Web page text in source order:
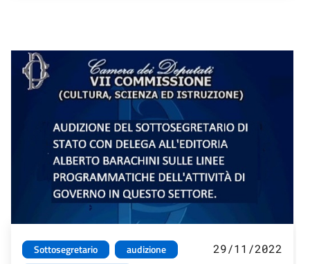
Sottosegretario
audizione
29/11/2022